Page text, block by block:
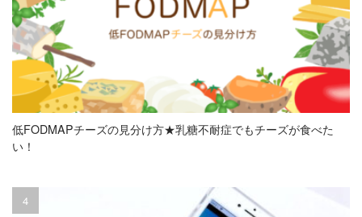
低FODMAPチーズの見分け方★乳糖不耐症でもチーズが食べた
い！